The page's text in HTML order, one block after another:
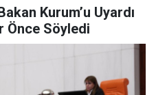
Kurum’u Uyardı
Önce Söyledi